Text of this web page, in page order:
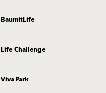
BaumitLife
Life Challenge
Viva Park